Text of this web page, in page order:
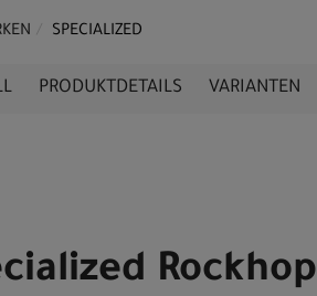
SPECIALIZED
PRODUKTDETAILS VARIANTEN